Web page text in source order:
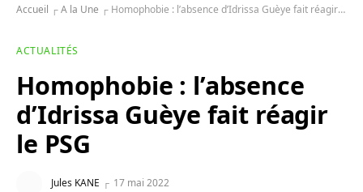
Accueil ┌A la Une ┌ Homophobie : l’absence d’Idrissa Guèye fait réagir le PSG
ACTUALITÉS
Homophobie : l’absence
d’Idrissa Guèye fait réagir
le PSG
Jules KANE 17 mai 2022